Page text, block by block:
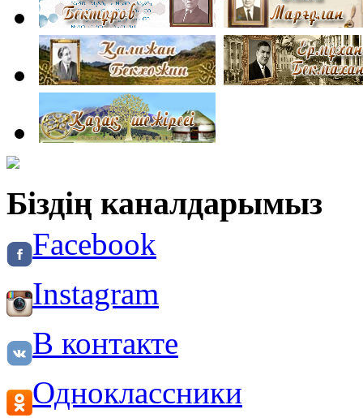
Біздің каналдарымыз
Facebook
Instagram
В контакте
Одноклассники